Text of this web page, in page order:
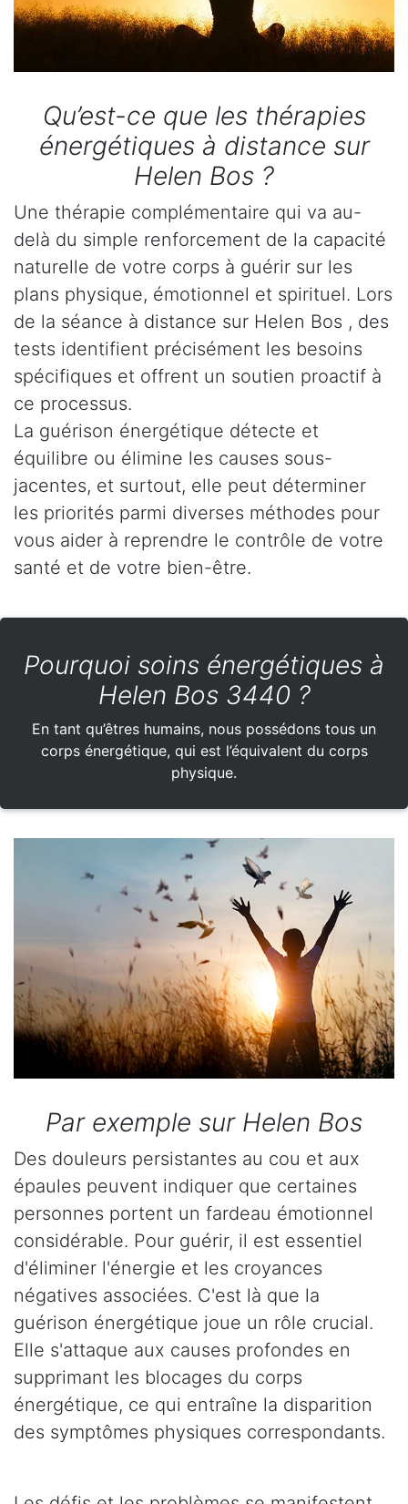
Qu’est-ce que les thérapies
énergétiques à distance sur
Helen Bos ?
Une thérapie complémentaire qui va au-
delà du simple renforcement de la capacité
naturelle de votre corps à guérir sur les
plans physique, émotionnel et spirituel. Lors
de la séance à distance sur Helen Bos , des
tests identifient précisément les besoins
spécifiques et offrent un soutien proactif à
ce processus.
La guérison énergétique détecte et
équilibre ou élimine les causes sous-
jacentes, et surtout, elle peut déterminer
les priorités parmi diverses méthodes pour
vous aider à reprendre le contrôle de votre
santé et de votre bien-être.
Pourquoi soins énergétiques à
Helen Bos 3440 ?
En tant qu’êtres humains, nous possédons tous un
corps énergétique, qui est l’équivalent du corps
physique.
Par exemple sur Helen Bos
Des douleurs persistantes au cou et aux
épaules peuvent indiquer que certaines
personnes portent un fardeau émotionnel
considérable. Pour guérir, il est essentiel
d'éliminer l'énergie et les croyances
négatives associées. C'est là que la
guérison énergétique joue un rôle crucial.
Elle s'attaque aux causes profondes en
supprimant les blocages du corps
énergétique, ce qui entraîne la disparition
des symptômes physiques correspondants.